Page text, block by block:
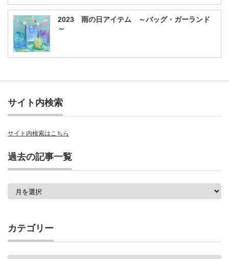
2023 雨の日アイテム ～バッグ・ガーランド
～
サイト内検索
サイト内検索はこちら
過去の記事一覧
一
覧
カテゴリー